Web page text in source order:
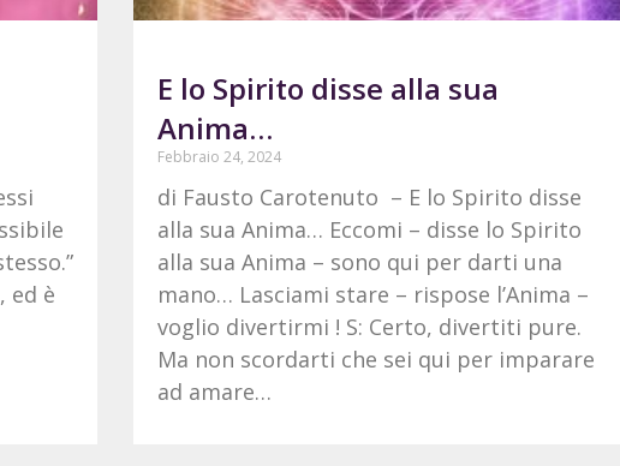
ed è
E lo Spirito disse alla sua
Anima…
Febbraio 24, 2024
di Fausto Carotenuto – E lo Spirito disse
alla sua Anima… Eccomi – disse lo Spirito
alla sua Anima – sono qui per darti una
mano… Lasciami stare – rispose l’Anima –
voglio divertirmi ! S: Certo, divertiti pure.
Ma non scordarti che sei qui per imparare
ad amare…